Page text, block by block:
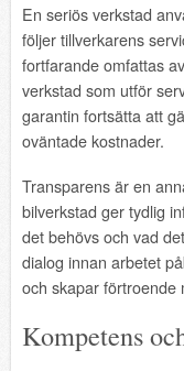
En seriös verkstad
följer tillverkarens
fortfarande omfattas
verkstad som utför
garantin fortsätta att
oväntade kostnader.
Transparens är en
bilverkstad ger tydlig
det behövs och vad
dialog innan arbetet
och skapar förtroende
Kompetens